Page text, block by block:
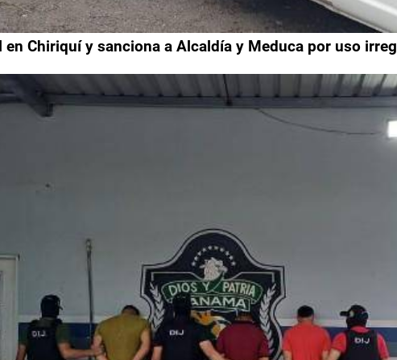
Chiriquí y sanciona a Alcaldía y Meduca por uso